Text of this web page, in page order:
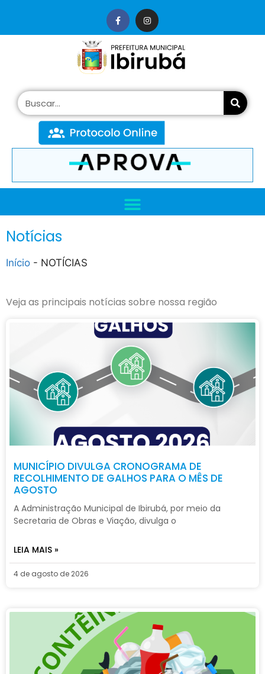
Notícias
Início - NOTÍCIAS
Veja as principais notícias sobre nossa região
MUNICÍPIO DIVULGA CRONOGRAMA DE
RECOLHIMENTO DE GALHOS PARA O MÊS DE
AGOSTO
A Administração Municipal de Ibirubá, por meio da
Secretaria de Obras e Viação, divulga o
LEIA MAIS »
4 de agosto de 2026